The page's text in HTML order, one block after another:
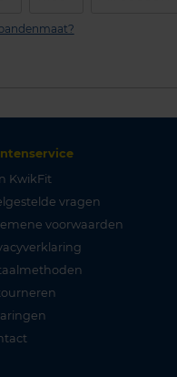
KwikFit
vragen
voorwaarden